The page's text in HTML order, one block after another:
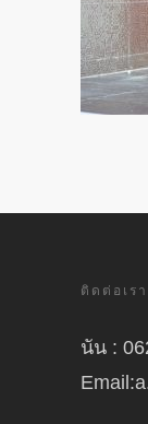
ติดต่อเรา
นัน :